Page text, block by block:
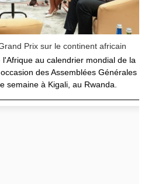
Prix sur le continent africain
au calendrier mondial de la
des Assemblées Générales
semaine à Kigali, au Rwanda.